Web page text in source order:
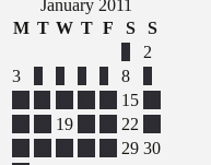
January 2011
M T W T F S
S
2
3
8
15
19 22
29 30